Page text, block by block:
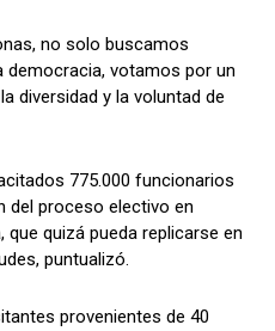
no solo buscamos
votamos por un
diversidad y la voluntad de
775.000 funcionarios
del proceso electivo en
quizá pueda replicarse en
puntualizó.
provenientes de 40